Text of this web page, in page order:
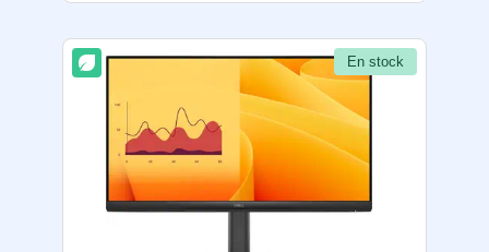
En stock